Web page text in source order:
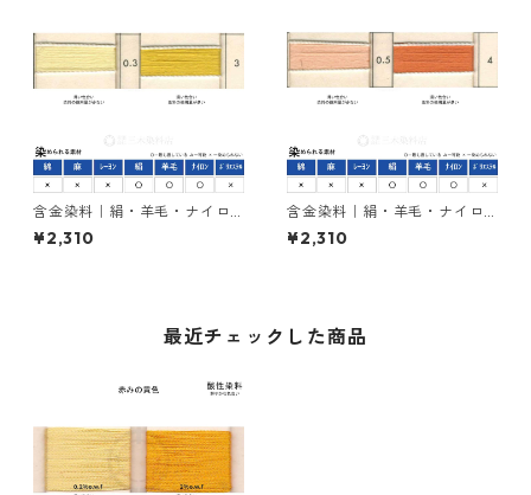
含金染料｜絹・羊毛・ナイロ
ンを染める｜50g｜ラニール
エローGX（黄色）
¥2,310
含金染料｜絹・羊毛・ナイロ
ンを染める｜50g｜ラニール
オレンヂＲ（橙色）
¥2,310
最近チェックした商品